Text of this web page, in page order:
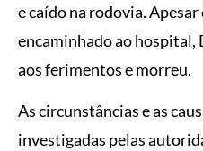
e caído na rodovia.
encaminhado ao
aos ferimentos e morreu.
As circunstâncias e as
investigadas pelas